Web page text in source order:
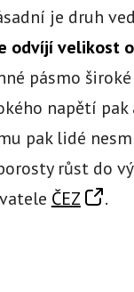
je druh
odvíjí velikost
pásmo
napětí
pak lidé
růst do
ČEZ .